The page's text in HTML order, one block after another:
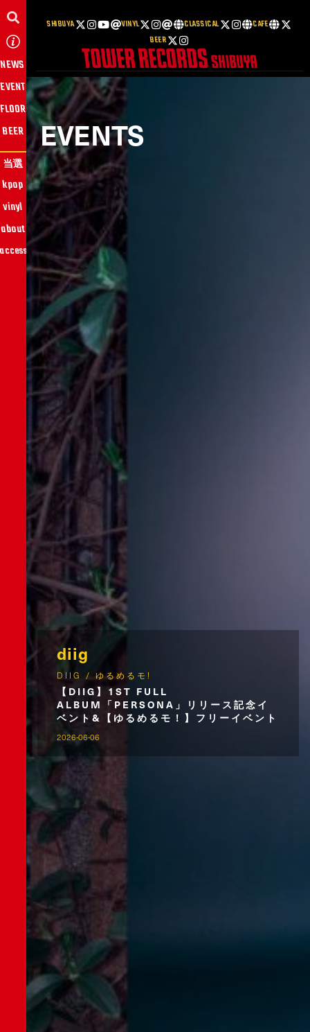
SHIBUYA VINYL CLASSICAL
CAFE
BEER
NEWS
EVENT
当選
FLOOR
BEER
kpop
vinyl
about
EVENTS
diig
DIIG / ゆるめるモ!
【DIIG】1ST FULL
ALBUM「PERSONA」リリース記念イ
ベント&【ゆるめるモ！】フリーイベント
2026-06-06